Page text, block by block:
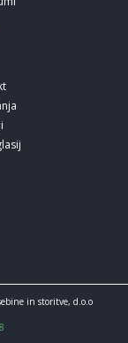
in storitve, d.o.o